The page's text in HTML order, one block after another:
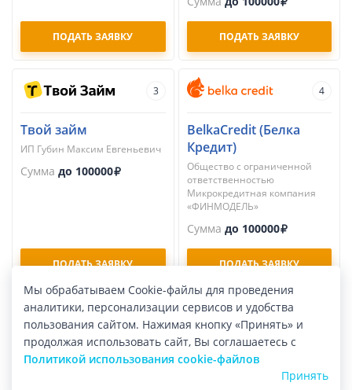
ПОДАТЬ ЗАЯВКУ ПОДАТЬ ЗАЯВКУ
3
Твой займ
ИП Губин Максим Евгеньевич
Сумма до 100000
ПОДАТЬ ЗАЯВКУ
4
BelkaCredit (Белка
Кредит)
Общество с ограниченной
ответственностью
Микрокредитная компания
«ФИНМОДЕЛЬ»
Сумма до 100000
ПОДАТЬ ЗАЯВКУ
Займ-Экспресс Займер
Мы обрабатываем Cookie-файлы для проведения
аналитики, персонализации сервисов и удобства
пользования сайтом. Нажимая кнопку «Принять» и
продолжая использовать сайт, Вы соглашаетесь с
Политикой использования cookie-файлов
Принять